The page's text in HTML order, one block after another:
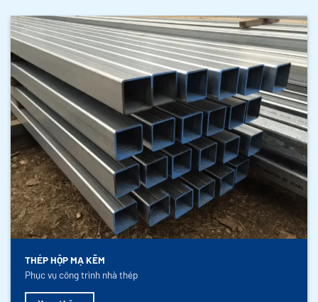
THÉP HỘP MẠ KẼM
Phục vụ công trình nhà thép